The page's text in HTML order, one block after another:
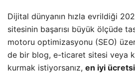
Dijital dünyanın hızla evrildiği
sitesinin başarısı büyük ölçüde
motoru optimizasyonu (SEO)
de bir blog, e-ticaret sitesi veya
kurmak istiyorsanız, en iyi